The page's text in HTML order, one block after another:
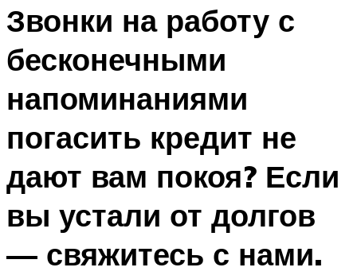
Звонки на работу с
бесконечными
напоминаниями
погасить кредит не
дают вам покоя? Если
вы устали от долгов
— свяжитесь с нами.